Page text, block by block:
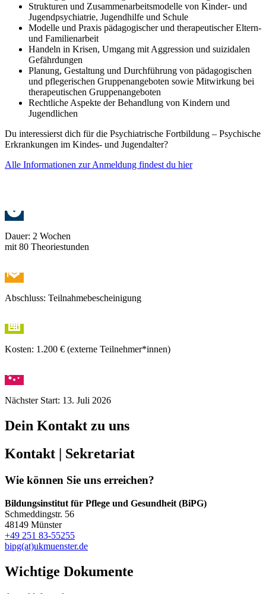
Strukturen und Zusammenarbeitsmodelle von Kinder- und
Jugendpsychiatrie, Jugendhilfe und Schule
Modelle und Praxis pädagogischer und therapeutischer Eltern-
und Familienarbeit
Handeln in Krisen, Umgang mit Aggression und suizidalen
Gefährdungen
Planung, Gestaltung und Durchführung von pädagogischen
und pflegerischen Gruppenangeboten sowie Mitwirkung bei
therapeutischen Gruppenangeboten
Rechtliche Aspekte der Behandlung von Kindern und
Jugendlichen
Du interessierst dich für die Psychiatrische Fortbildung – Psychische
Erkrankungen im Kindes- und Jugendalter?
Alle Informationen zur Anmeldung findest du hier
Dauer: 2 Wochen
mit 80 Theoriestunden
Abschluss: Teilnahmebescheinigung
Kosten: 1.200 € (externe Teilnehmer*innen)
Nächster Start: 13. Juli 2026
Dein Kontakt zu uns
Kontakt | Sekretariat
Wie können Sie uns erreichen?
Bildungsinstitut für Pflege und Gesundheit (BiPG)
Schmeddingstr. 56
48149 Münster
+49 251 83-55255
bipg(at)ukmuenster.de
Wichtige Dokumente